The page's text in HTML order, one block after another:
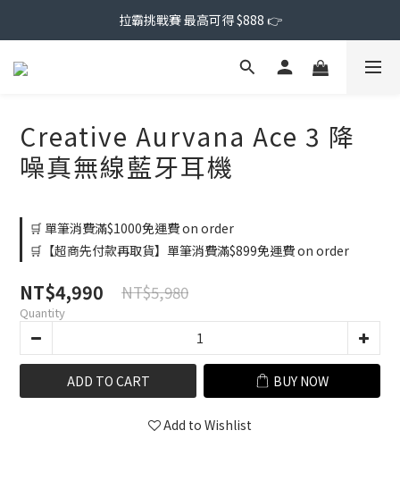
拉霸挑戰賽 最高可得 $888 👉
Creative Aurvana Ace 3 降
噪真無線藍牙耳機
🛒 單筆消費滿$1000免運費 on order
🛒【超商先付款再取貨】單筆消費滿$899免運費 on order
NT$4,990 NT$5,980
Quantity
ADD TO CART BUY NOW
Add to Wishlist